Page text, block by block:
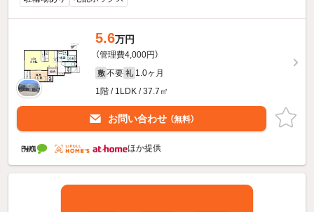
5.6万円
（管理費4,000円）
敷 不要 礼 1.0ヶ月
1階 / 1LDK / 37.7㎡
お問い合わせ （無料）
ほか提供